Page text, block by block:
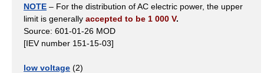
NOTE – For the distribution of AC electric power, the upper
limit is generally accepted to be 1 000 V.
Source: 601-01-26 MOD
[IEV number 151-15-03]
low voltage (2)